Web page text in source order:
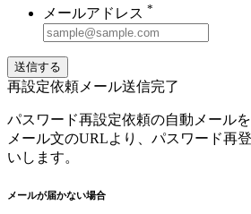
メールアドレス *
送信する
再設定依頼メール送信完了
パスワード再設定依頼の自動メールを
メール文のURLより、パスワード再
いします。
メールが届かない場合